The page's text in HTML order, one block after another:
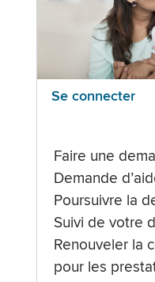
Se connecter
Faire une
Demande
Poursuivre la
Suivi de votre
Renouveler la
pour les